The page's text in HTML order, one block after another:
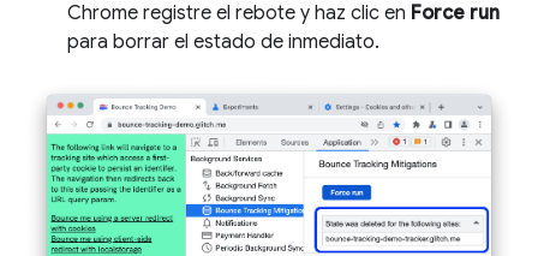
Chrome registre el rebote y haz clic en Force run
para borrar el estado de inmediato.